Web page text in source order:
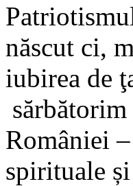
născut ci,
iubirea de
României
spirituale